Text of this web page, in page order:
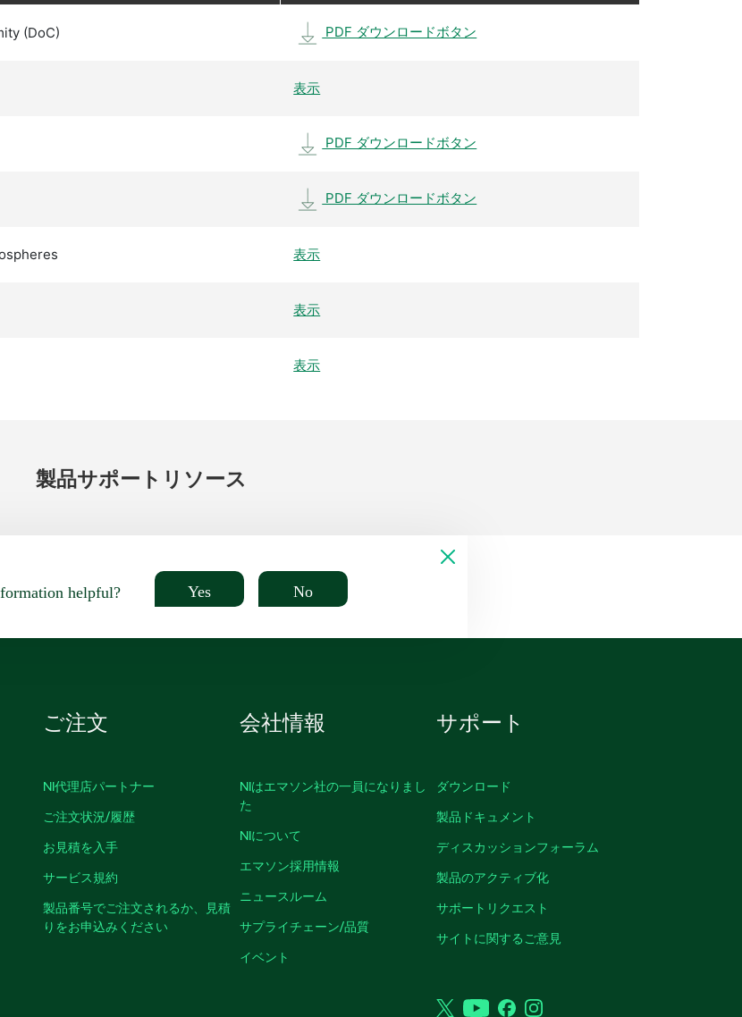
(DoC) PDF ダウンロードボタン
表示
PDF ダウンロードボタン
PDF ダウンロードボタン
表示
表示
表示
製品サポート リソース
helpful? Yes No
ご注文
NI代理店パートナー
ご注文状況/履歴
お見積を入手
サービス規約
製品番号でご注文されるか、見積
りをお申込みください
会社情報
NIはエマソン社の一員になりまし
た
NIについて
エマソン採用情報
ニュースルーム
サプライチェーン/品質
イベント
サポート
ダウンロード
製品ドキュメント
ディスカッションフォーラム
製品のアクティブ化
サポートリクエスト
サイトに関するご意見
TwitterYouTubeFacebookInstagram